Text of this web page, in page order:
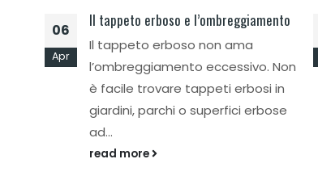
06
Apr
Il tappeto erboso e l’ombreggiamento
Il tappeto erboso non ama
l’ombreggiamento eccessivo. Non
è facile trovare tappeti erbosi in
giardini, parchi o superfici erbose
ad...
read more